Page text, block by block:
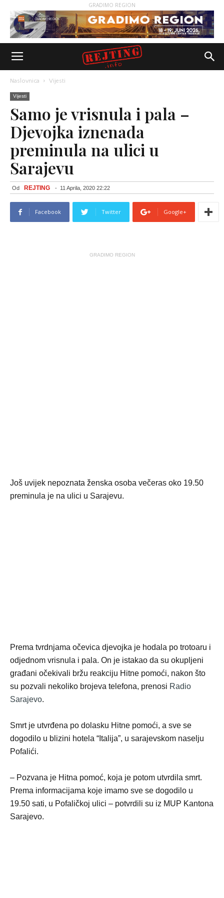
GRADIMO REGION
Naslovnica Vijesti
Vijesti
Samo je vrisnula i pala –
Djevojka iznenada
preminula na ulici u
Sarajevu
Od REJTING - 11 Aprila, 2020 22:22
Facebook Twitter Google+
GRADIMO REGION
Još uvijek nepoznata ženska osoba večeras oko 19.50
preminula je na ulici u Sarajevu.
Prema tvrdnjama očevica djevojka je hodala po trotoaru i
odjednom vrisnula i pala. On je istakao da su okupljeni
građani očekivali bržu reakciju Hitne pomoći, nakon što
su pozvali nekoliko brojeva telefona, prenosi Radio
Sarajevo.
Smrt je utvrđena po dolasku Hitne pomoći, a sve se
dogodilo u blizini hotela “Italija”, u sarajevskom naselju
Pofalići.
– Pozvana je Hitna pomoć, koja je potom utvrdila smrt.
Prema informacijama koje imamo sve se dogodilo u
19.50 sati, u Pofaličkoj ulici – potvrdili su iz MUP Kantona
Sarajevo.